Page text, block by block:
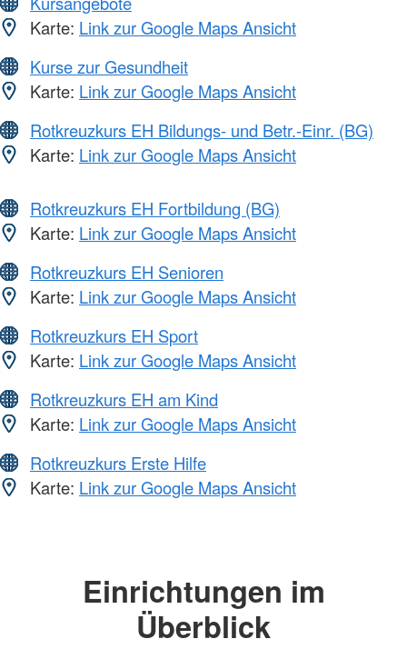
Karte: Link zur Google Maps Ansicht
Kurse zur Gesundheit
Karte: Link zur Google Maps Ansicht
Rotkreuzkurs EH Bildungs- und Betr.-Einr. (BG)
Karte: Link zur Google Maps Ansicht
Rotkreuzkurs EH Fortbildung (BG)
Karte: Link zur Google Maps Ansicht
Rotkreuzkurs EH Senioren
Karte: Link zur Google Maps Ansicht
Rotkreuzkurs EH Sport
Karte: Link zur Google Maps Ansicht
Rotkreuzkurs EH am Kind
Karte: Link zur Google Maps Ansicht
Rotkreuzkurs Erste Hilfe
Karte: Link zur Google Maps Ansicht
Einrichtungen im
Überblick